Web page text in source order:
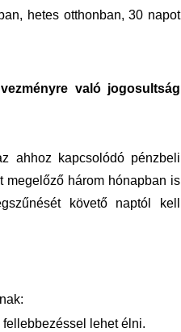
hetes otthonban, 30 napot
való jogosultság
ahhoz kapcsolódó pénzbeli
megelőző három hónapban is
követő naptól kell
lehet élni.